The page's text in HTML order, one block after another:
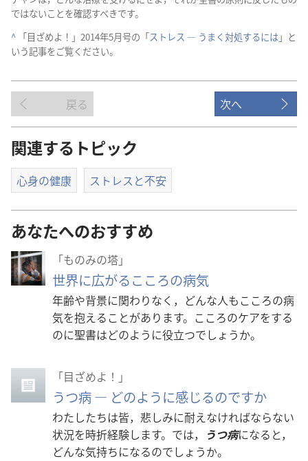
で​は​ない​こと​を​確認​す​べき​です。
^ 「目ざめよ！」2014​年​5​月​号​の「ストレス ― うまく​対処​する​に​は」と​
いう​記事​を​ご覧​ください。
戻る 次へ
関連するトピック
心身の健康 ストレスと不安
あなたへのおすすめ
「ものみの塔」
世界に広がるこころの病気
年齢や背景に関わりなく，どんな人もこころの病
気を抱えることがあります。こころのケアをする
のに聖書はどのように役立つでしょうか。
「目ざめよ！」
うつ病 ― どのように感じるのですか
わたしたちは皆，悲しみに耐えなければならない
状況を時折経験します。では，
うつ病になると，
どんな気持ちになるのでしょうか。